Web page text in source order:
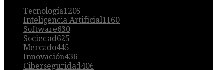
Tecnología1205
Inteligencia Artificial1160
Software630
Sociedad625
Mercado445
Innovación436
Ciberseguridad406